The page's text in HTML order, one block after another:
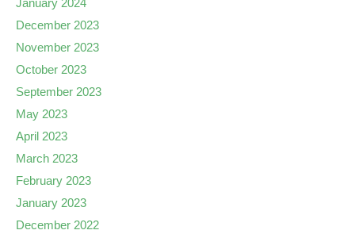
January 2024
December 2023
November 2023
October 2023
September 2023
May 2023
April 2023
March 2023
February 2023
January 2023
December 2022